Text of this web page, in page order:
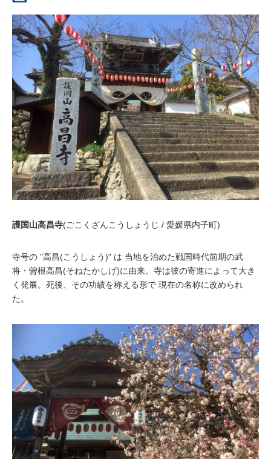
護国山高昌寺(ごこくざんこうしょうじ / 愛媛県内子町)
寺号の "高昌(こうしょう)" は 当地を治めた戦国時代前期の武
将・ 曽根高昌(そねたかしげ)に由来。寺は彼の寄進によって大き
く発展。死後、その功績を称える形で 現在の名称に改められ
た。